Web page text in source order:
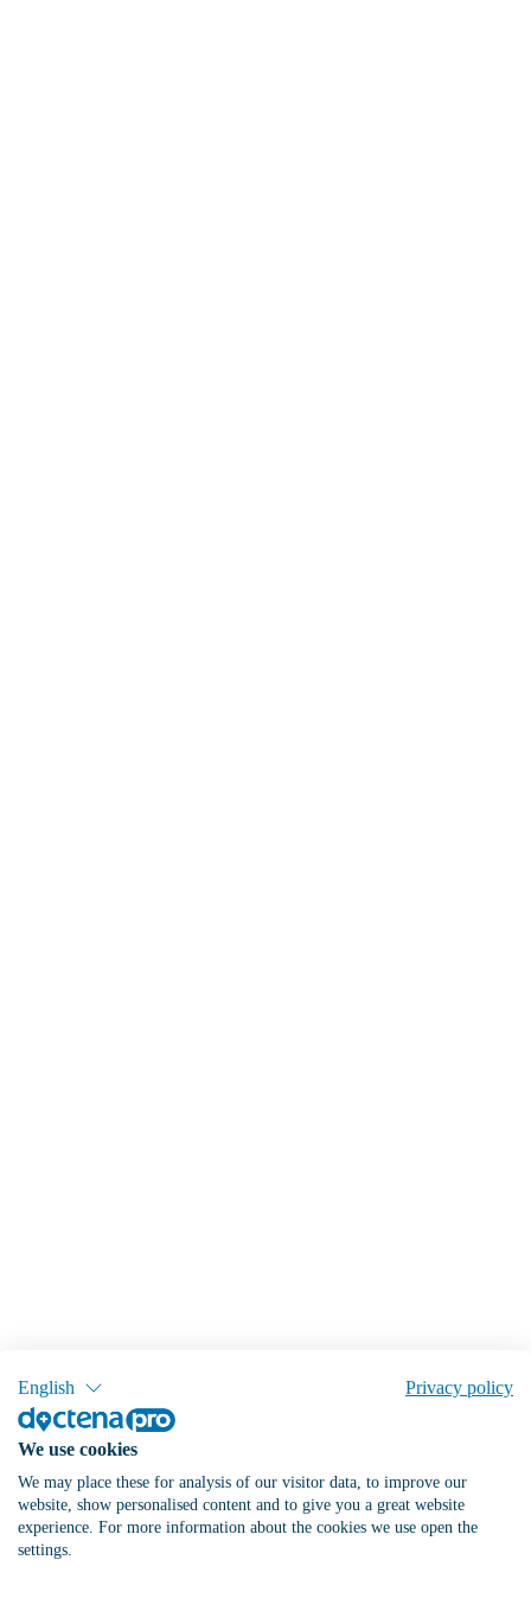
English Privacy policy
We use cookies
We may place these for analysis of our visitor data, to improve our
website, show personalised content and to give you a great website
experience. For more information about the cookies we use open the
settings.